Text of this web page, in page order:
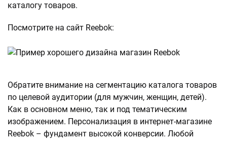
каталогу товаров.
Посмотрите на сайт Reebok:
Обратите внимание на сегментацию каталога товаров
по целевой аудитории (для мужчин, женщин, детей).
Как в основном меню, так и под тематическим
изображением. Персонализация в интернет-магазине
Reebok – фундамент высокой конверсии. Любой